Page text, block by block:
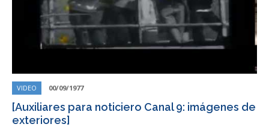
VIDEO 00/09/1977
[Auxiliares para noticiero Canal 9: imágenes de
exteriores]